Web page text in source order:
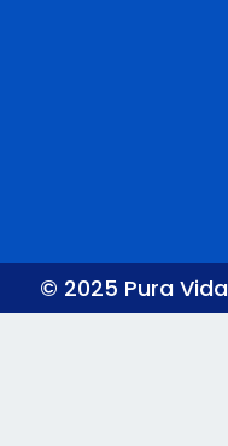
© 2025 Pura